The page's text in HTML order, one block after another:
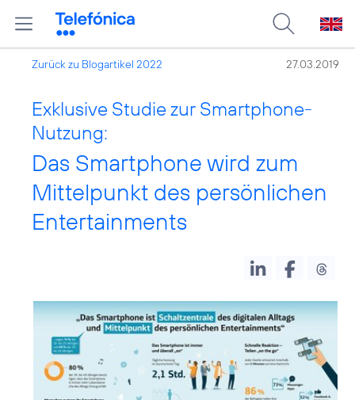
Zurück zu Blogartikel 2022 27.03.2019
Exklusive Studie zur Smartphone-
Nutzung:
Das Smartphone wird zum
Mittelpunkt des persönlichen
Entertainments